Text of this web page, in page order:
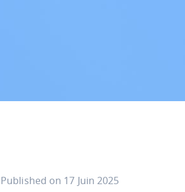
Published on 17 Juin 2025